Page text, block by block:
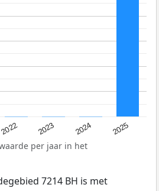
2022 2023 2024 2025
per jaar in het
7214 BH is met